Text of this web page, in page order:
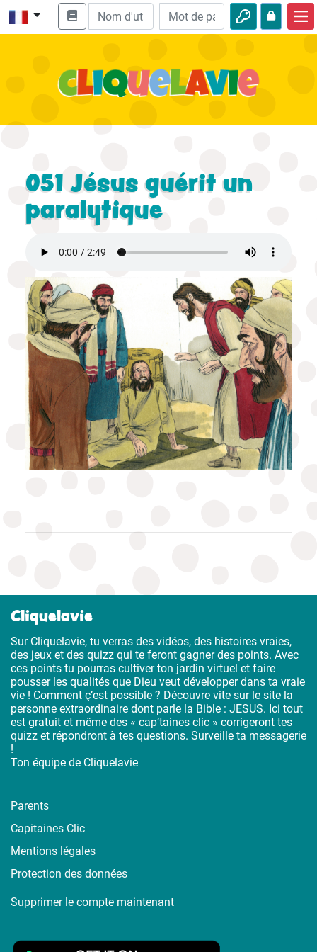
Enseignement biblique
Aventures
051 Jésus guérit un
paralytique
Cliquelavie
Sur Cliquelavie, tu verras des vidéos, des histoires vraies,
des jeux et des quizz qui te feront gagner des points. Avec
ces points tu pourras cultiver ton jardin virtuel et faire
pousser les qualités que Dieu veut développer dans ta vraie
vie ! Comment ç’est possible ? Découvre vite sur le site la
personne extraordinaire dont parle la Bible : JESUS. Ici tout
est gratuit et même des « cap’taines clic » corrigeront tes
quizz et répondront à tes questions. Surveille ta messagerie
!
Ton équipe de Cliquelavie
Parents
Capitaines Clic
Mentions légales
Protection des données
Supprimer le compte maintenant